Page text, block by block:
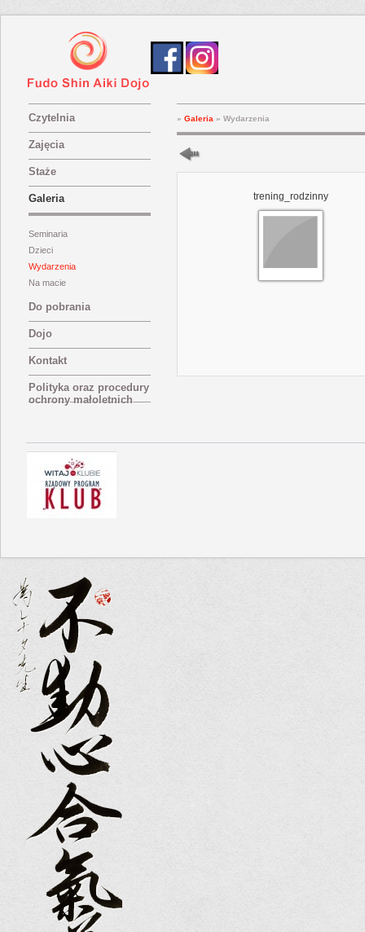
Czytelnia
Zajęcia
Staże
Galeria
Seminaria
Dzieci
Wydarzenia
Na macie
Do pobrania
Dojo
Kontakt
Polityka oraz procedury
ochrony małoletnich
» Galeria » Wydarzenia
trening_rodzinny